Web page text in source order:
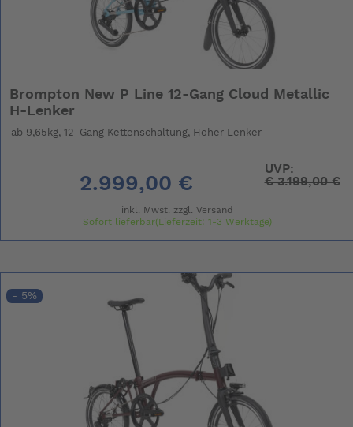
Brompton New P Line 12-Gang Cloud Metallic
H-Lenker
ab 9,65kg, 12-Gang Kettenschaltung, Hoher Lenker
2.999,00 €
UVP:
€3.199,00 €
inkl. Mwst. zzgl. Versand
Sofort lieferbar(Lieferzeit: 1-3 Werktage)
- 5%